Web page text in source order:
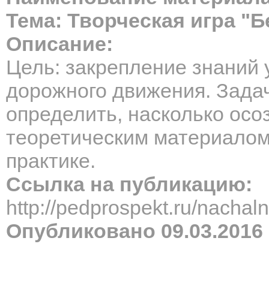
Тема: Творческая игра
Описание:
Цель: закрепление
дорожного движения.
определить, насколько
теоретическим
практике.
Ссылка на публикацию:
http://pedprospekt.ru/
Опубликовано 09.03.2016